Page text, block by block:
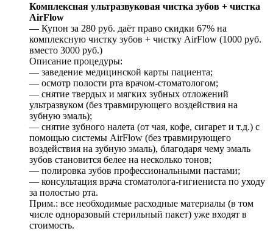
Комплексная ультразвуковая чистка зубов + чистка
AirFlow
— Купон за 280 руб. даёт право скидки 67% на
комплексную чистку зубов + чистку AirFlow (1000 руб.
вместо 3000 руб.)
Описание процедуры:
— заведение медицинской карты пациента;
— осмотр полости рта врачом-стоматологом;
— снятие твердых и мягких зубных отложений
ультразвуком (без травмирующего воздействия на
зубную эмаль);
— снятие зубного налета (от чая, кофе, сигарет и т.д.) с
помощью системы AirFlow (без травмирующего
воздействия на зубную эмаль), благодаря чему эмаль
зубов становится белее на несколько тонов;
— полировка зубов профессиональными пастами;
— консультация врача стоматолога-гигиениста по уходу
за полостью рта.
Прим.: все необходимые расходные материалы (в том
числе одноразовый стерильный пакет) уже входят в
стоимость.